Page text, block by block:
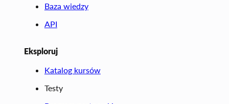
Baza wiedzy
API
Eksploruj
Katalog kursów
Testy